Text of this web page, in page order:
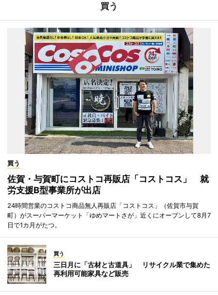
買う
買う
佐賀・与賀町にコストコ再販店「コストコス」 就
労支援B型事業所が出店
24時間営業のコストコ商品無人再販店「コストコス」（佐賀市与賀
町）がスーパーマーケット「ゆめマートさが」近くにオープンして8月7
日で1カ月がたつ。
買う
三日月に「古材と古道具」 リサイクル業で集めた
再利用可能家具など販売